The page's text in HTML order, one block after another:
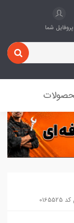
پروفایل شما